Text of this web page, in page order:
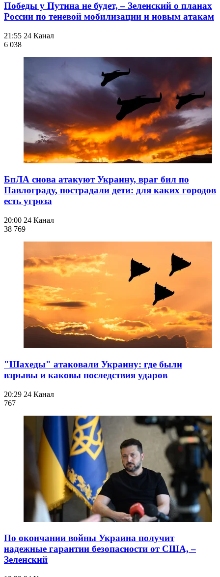
Победы у Путина не будет, – Зеленский о планах
России по теневой мобилизации и новым атакам
21:55 24 Канал
6 038
БпЛА снова атакуют Украину, враг бил по
Павлограду, пострадали дети: для каких городов
есть угроза
20:00 24 Канал
38 769
"Шахеды" атаковали Украину: где были
взрывы и каковы последствия ударов
20:29 24 Канал
767
По окончании войны Украина получит
надежные гарантии безопасности от США, –
Зеленский